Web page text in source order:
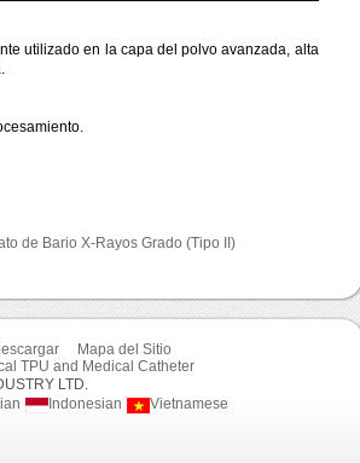
utilizado en la capa del polvo avanzada, alta
de Bario X-Rayos Grado (Tipo II)
Mapa del Sitio
TPU and Medical Catheter
LTD.
Indonesian Vietnamese